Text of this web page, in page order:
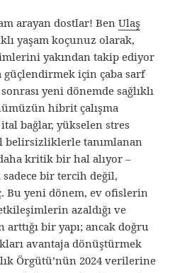
arayan dostlar! BenUlaş
yaşam koçunuz olarak,
yakından takip ediyor
güçlendirmek için çaba sarf
yeni dönemde sağlıklı
hibrit çalışma
bağlar, yükselen stres
belirsizliklerle tanımlanan
kritik bir hal alıyor –
sadece bir tercih değil,
Bu yeni dönem, ev ofislerin
azaldığı ve
bir yapı; ancak doğru
avantaja dönüştürmek
Örgütü’nün 2024 verilerine